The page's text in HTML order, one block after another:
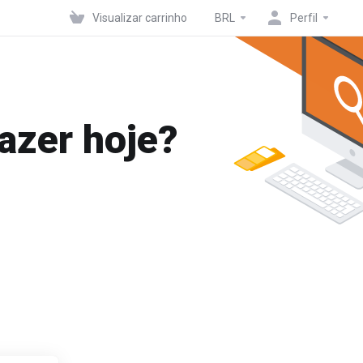
Visualizar carrinho BRL Perfil
hoje?